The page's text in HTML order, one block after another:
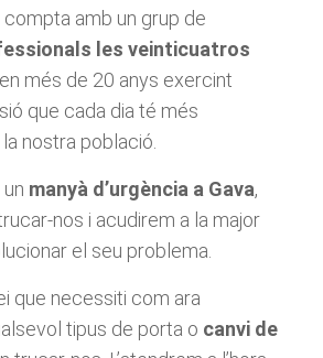
amb un grup de
les veinticuatros
més de 20 anys exercint
que cada dia té més
nostra població.
manyà d’urgència a Gava, ​​
nos i acudirem a la major
el seu problema.
que necessiti com ara
tipus de porta o canvi de